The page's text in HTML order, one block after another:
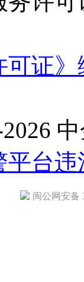
可证
平台违
闽公网安备